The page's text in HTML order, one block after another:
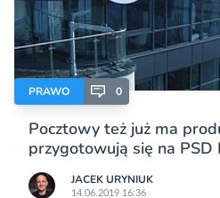
PRAWO 0
Pocztowy też już ma
przygotowują się na PSD
JACEK URYNIUK
14.06.2019 16:36